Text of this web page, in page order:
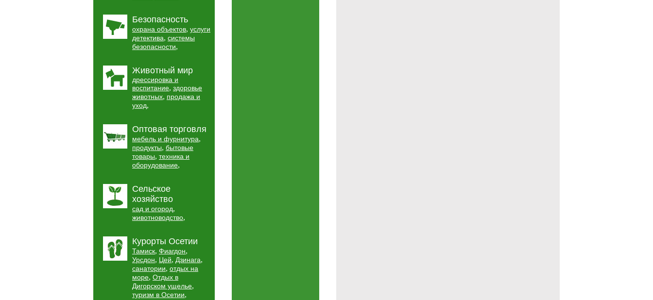
Безопасность
охрана объектов, услуги
детектива, системы
безопасности,
Животный мир
дрессировка и
воспитание, здоровье
животных, продажа и
уход,
Оптовая торговля
мебель и фурнитура,
продукты, бытовые
товары, техника и
оборудование,
Сельское
хозяйство
сад и огород,
животноводство,
Курорты Осетии
Тамиск, Фиагдон,
Урсдон, Цей, Дзинага,
санатории, отдых на
море, Отдых в
Дигорском ущелье,
туризм в Осетии,